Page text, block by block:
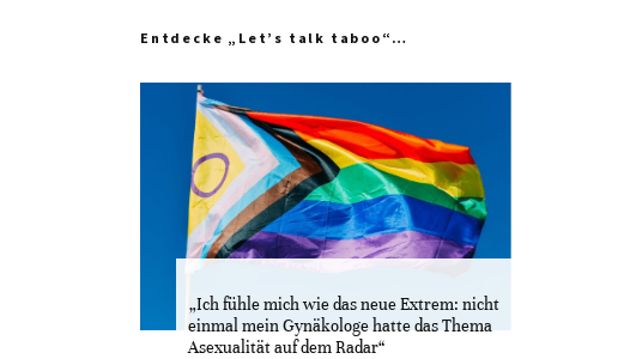
Entdecke „Let’s talk taboo“…
„Ich fühle mich wie das neue Extrem: nicht
einmal mein Gynäkologe hatte das Thema
Asexualität auf dem Radar“